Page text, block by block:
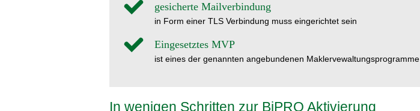
gesicherte Mailverbindung
in Form einer TLS Verbindung muss eingerichtet sein
Eingesetztes MVP
ist eines der genannten angebundenen Maklervewaltungsprogramme
In wenigen Schritten zur BiPRO Aktivierung